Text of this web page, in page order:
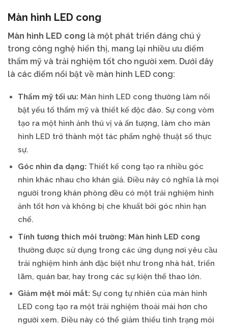
Màn hình LED cong
Màn hình LED cong là một phát triển đáng chú ý
trong công nghệ hiển thị, mang lại nhiều ưu điểm
thẩm mỹ và trải nghiệm tốt cho người xem. Dưới đây
là các điểm nổi bật về màn hình LED cong:
Thẩm mỹ tối ưu: Màn hình LED cong thường làm nổi
bật yếu tố thẩm mỹ và thiết kế độc đáo. Sự cong vòm
tạo ra một hình ảnh thú vị và ấn tượng, làm cho màn
hình LED trở thành một tác phẩm nghệ thuật số thực
sự.
Góc nhìn đa dạng: Thiết kế cong tạo ra nhiều góc
nhìn khác nhau cho khán giả. Điều này có nghĩa là mọi
người trong khán phòng đều có một trải nghiệm hình
ảnh tốt hơn và không bị che khuất bởi góc nhìn hạn
chế.
Tính tương thích môi trường: Màn hình LED cong
thường được sử dụng trong các ứng dụng nơi yêu cầu
trải nghiệm hình ảnh đặc biệt như trong nhà hát, triển
lãm, quán bar, hay trong các sự kiện thể thao lớn.
Giảm mệt mỏi mắt: Sự cong tự nhiên của màn hình
LED cong tạo ra một trải nghiệm thoải mái hơn cho
người xem. Điều này có thể giảm thiểu tình trạng mỏi